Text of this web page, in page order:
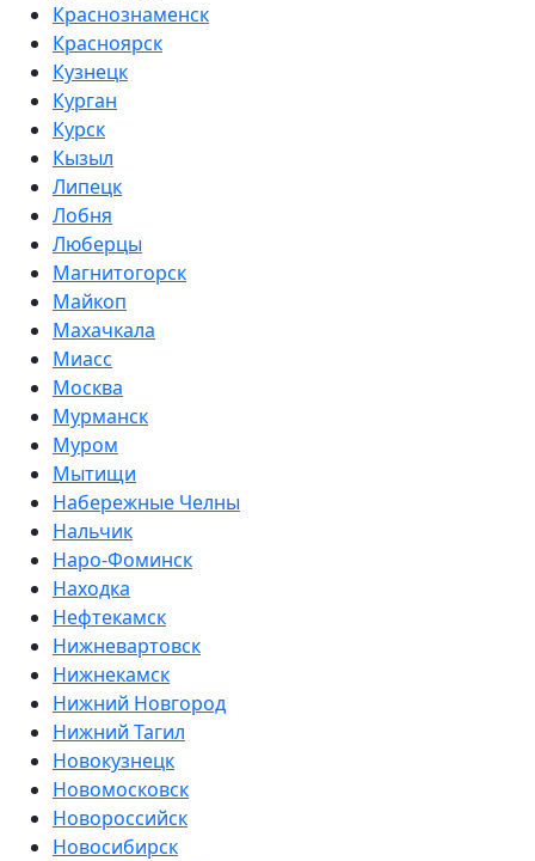
Краснознаменск
Красноярск
Кузнецк
Курган
Курск
Кызыл
Липецк
Лобня
Люберцы
Магнитогорск
Майкоп
Махачкала
Миасс
Москва
Мурманск
Муром
Мытищи
Набережные Челны
Нальчик
Наро-Фоминск
Находка
Нефтекамск
Нижневартовск
Нижнекамск
Нижний Новгород
Нижний Тагил
Новокузнецк
Новомосковск
Новороссийск
Новосибирск